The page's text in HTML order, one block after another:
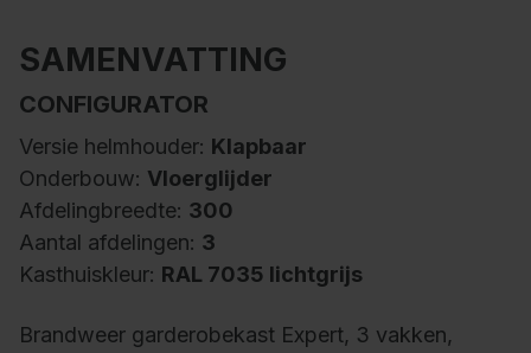
SAMENVATTING
CONFIGURATOR
Versie helmhouder: Klapbaar
Onderbouw: Vloerglijder
Afdelingbreedte: 300
Aantal afdelingen: 3
Kasthuiskleur: RAL 7035 lichtgrijs
Brandweer garderobekast Expert, 3 vakken,